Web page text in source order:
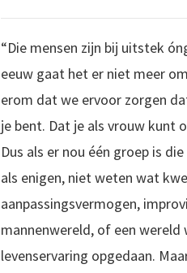
“Die mensen zijn bij uitstek
eeuw gaat het er niet meer
erom dat we ervoor zorgen
je bent. Dat je als vrouw kunt
Dus als er nou één groep is
als enigen, niet weten wat
aanpassingsvermogen,
mannenwereld, of een
levenservaring opgedaan.